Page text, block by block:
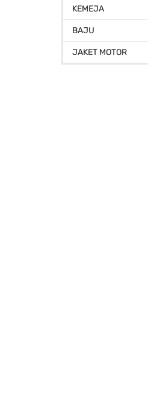
KEMEJA
BAJU
JAKET MOTOR